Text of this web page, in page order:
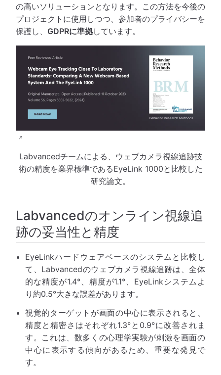
の高いソリューションとなります。この方法を今後の
プロジェクトに使用しつつ、参加者のプライバシーを
保護し、 GDPRに準拠しています。
Labvancedチームによる、ウェブカメラ視線追跡技
術の精度を業界標準であるEyeLink 1000と比較した
研究論文。
Labvancedのオンライン視線追
跡の妥当性と精度
EyeLinkハードウェアベースのシステムと比較し
て、Labvancedのウェブカメラ視線追跡は、全体
的な精度が1.4°、精度が1.1°、EyeLinkシステムよ
り約0.5°大きな誤差があります。
視覚的ターゲットが画面の中心に表示されると、
精度と精密さはそれぞれ1.3°と0.9°に改善されま
す。これは、数多くの心理学実験が刺激を画面の
中心に表示する傾向があるため、重要な発見で
す。